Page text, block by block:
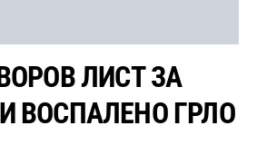
ЛИСТ ЗА
ВОСПАЛЕНО ГРЛО